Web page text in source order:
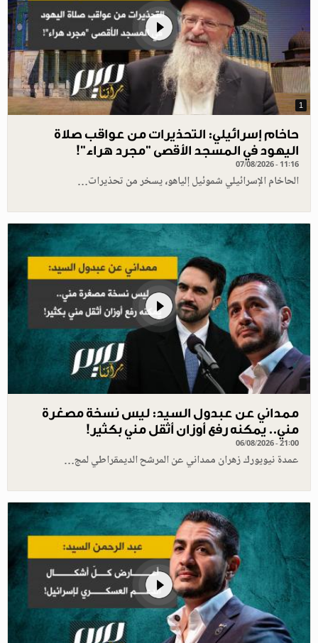
1
حاخام إسرائيلي: التحذيرات من عواقب صلاة
اليهود في المسجد الأقصى "مجرد هراء"!
07/08/2026 - 11:16
الحاخام الإسرائيلي شموئيل إلياهو، يسخر من تحذيرات…
ممداني عن عبدول السيد: ليس نسخة مصغرة
مني.. يمكنه رفع أوزان أثقل مني بكثير!
06/08/2026 - 21:00
عمدة نيويورك زهران ممداني عن المرشح الديمقراطي لمج…